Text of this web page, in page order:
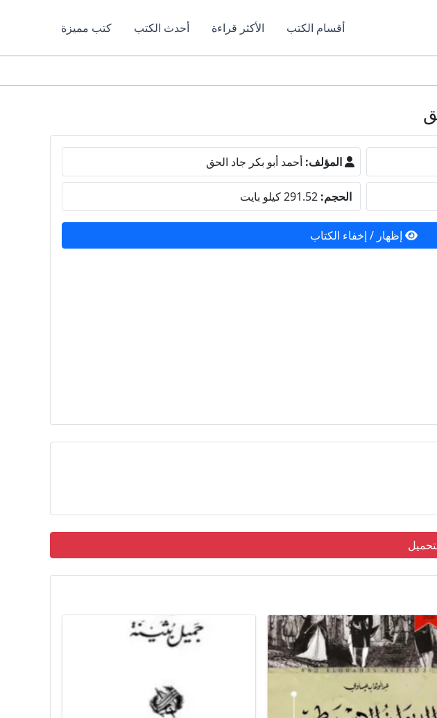
أقسام الكتب الأكثر قراءة أحدث الكتب كتب مميزة
المؤلف: أحمد أبو بكر جاد الحق
الحجم:
إظهار / إخفاء الكتاب